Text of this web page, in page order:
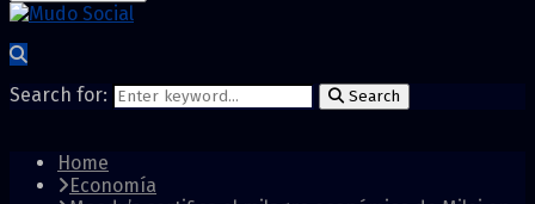
Search for: Search
Home
Economía